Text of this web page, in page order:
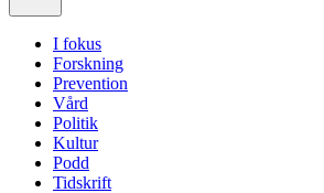
I fokus
Forskning
Prevention
Vård
Politik
Kultur
Podd
Tidskrift